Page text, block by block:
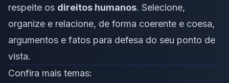
respeite os direitos humanos. Selecione,
organize e relacione, de forma coerente e coesa,
argumentos e fatos para defesa do seu ponto de
vista.
Confira mais temas: